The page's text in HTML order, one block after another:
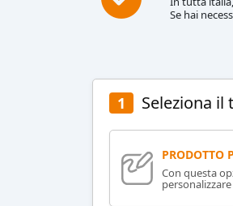
Se hai
1 Seleziona
PRODOTTO
Con questa